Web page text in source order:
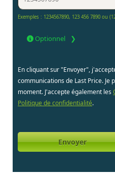
Exemples : 1234567890, 123 456 7890 ou
Optionnel
En cliquant sur "Envoyer",
communications de Last Price. Je
moment. J'accepte également les
Politique de confidentialité.